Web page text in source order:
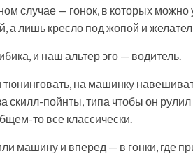
случае — гонок, в которых
а лишь кресло под жопой и
и наш альтер эго — водитель.
тюнинговать, на машинку
скилл-пойнты, типа чтобы он
то все классически.
машину и вперед — в гонки, где